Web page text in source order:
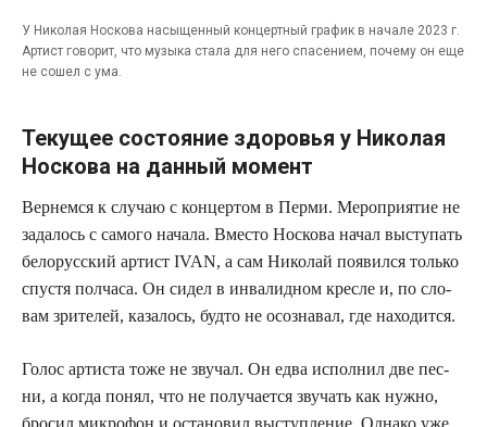
У Нико­лая Нос­ко­ва насы­щен­ный кон­церт­ный гра­фик в нача­ле 2023 г.
Артист гово­рит, что музы­ка ста­ла для него спа­се­ни­ем, поче­му он еще
не сошел с ума.
Текущее состояние здоровья у Николая
Носкова на данный момент
Вер­нем­ся к слу­чаю с кон­цер­том в Пер­ми. Меро­при­я­тие не
зада­лось с само­го нача­ла. Вме­сто Нос­ко­ва начал высту­пать
бело­рус­ский артист IVAN, а сам Нико­лай появил­ся толь­ко
спу­стя пол­ча­са. Он сидел в инва­лид­ном крес­ле и, по сло­
вам зри­те­лей, каза­лось, буд­то не осо­зна­вал, где находится.
Голос арти­ста тоже не зву­чал. Он едва испол­нил две пес­
ни, а когда понял, что не полу­ча­ет­ся зву­чать как нуж­но,